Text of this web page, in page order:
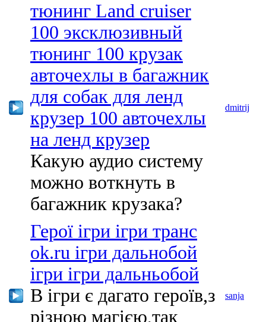
тюнинг Land cruiser
100 эксклюзивный
тюнинг 100 крузак
авточехлы в багажник
для собак для ленд
крузер 100 авточехлы
на ленд крузер
Какую аудио систему
можно воткнуть в
багажник крузака?
dmitrij
Герої ігри ігри транс
ok.ru ігри дальнобой
ігри ігри дальньобой
В ігри є дагато героїв,з
різною магією,так
sanja